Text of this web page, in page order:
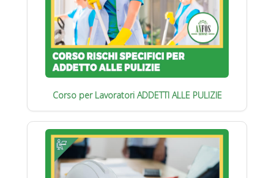
Corso per Lavoratori ADDETTI ALLE PULIZIE